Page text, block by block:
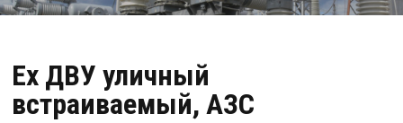
Ex ДВУ уличный
встраиваемый, АЗС